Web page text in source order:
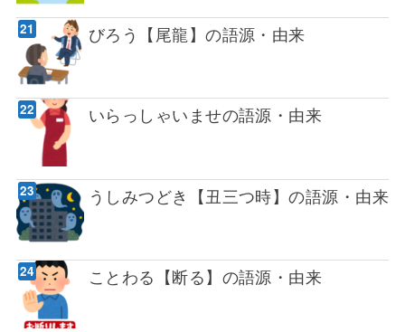
びろう【尾龍】の語源・由来
いらっしゃいませの語源・由来
うしみつどき【丑三つ時】の語源・由来
ことわる【断る】の語源・由来